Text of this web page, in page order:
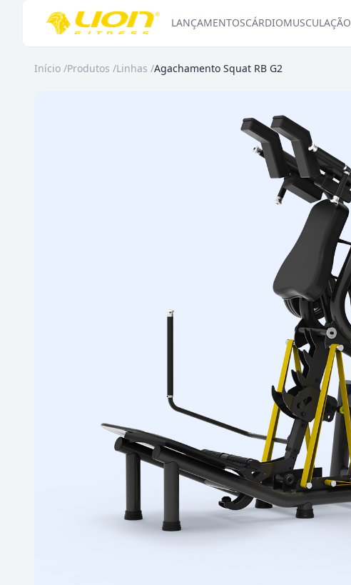
LANÇAMENTOSCÁRDIOMUSCULAÇÃO
Início /Produtos /Linhas /Agachamento Squat RB G2